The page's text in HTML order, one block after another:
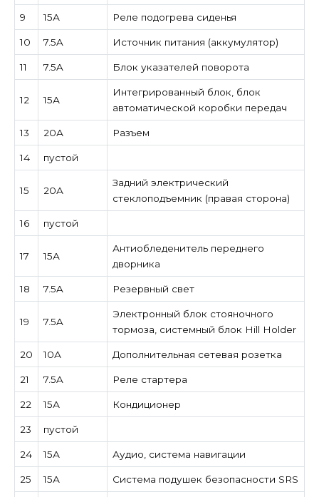
9 15А Реле подогрева сиденья
10 7.5A Источник питания (аккумулятор)
11 7.5A Блок указателей поворота
12 15А
Интегрированный блок, блок
автоматической коробки передач
13 20А Разъем
14 пустой
15 20А
Задний электрический
стеклоподъемник (правая сторона)
16 пустой
17 15А
Антиобледенитель переднего
дворника
18 7.5A Резервный свет
19 7.5A
Электронный блок стояночного
тормоза, системный блок Hill Holder
20 10А Дополнительная сетевая розетка
21 7.5A Реле стартера
22 15А Кондиционер
23 пустой
24 15А Аудио, система навигации
25 15А Система подушек безопасности SRS